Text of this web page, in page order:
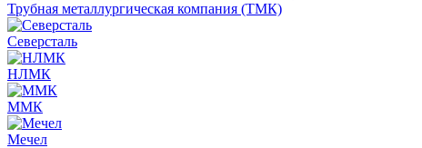
Трубная металлургическая компания (ТМК)
Северсталь
НЛМК
ММК
Мечел